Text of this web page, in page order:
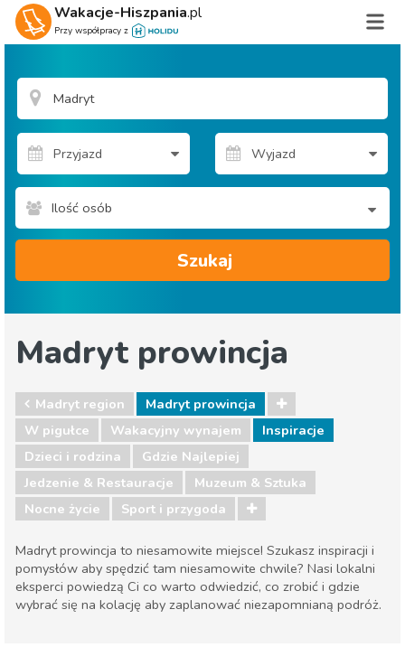
Wakacje-Hiszpania.pl
Przy współpracy z
Ilość osób
Szukaj
Madryt prowincja
Madryt region
Madryt prowincja
W pigułce
Wakacyjny wynajem
Inspiracje
Dzieci i rodzina
Gdzie Najlepiej
Jedzenie & Restauracje
Muzeum & Sztuka
Nocne życie
Sport i przygoda
Madryt prowincja to niesamowite miejsce! Szukasz inspiracji i
pomysłów aby spędzić tam niesamowite chwile? Nasi lokalni
eksperci powiedzą Ci co warto odwiedzić, co zrobić i gdzie
wybrać się na kolację aby zaplanować niezapomnianą podróż.